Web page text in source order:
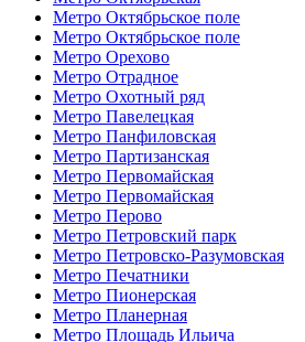
Метро Октябрьское поле
Метро Октябрьское поле
Метро Орехово
Метро Отрадное
Метро Охотный ряд
Метро Павелецкая
Метро Панфиловская
Метро Партизанская
Метро Первомайская
Метро Первомайская
Метро Перово
Метро Петровский парк
Метро Петровско-Разумовская
Метро Печатники
Метро Пионерская
Метро Планерная
Метро Площадь Ильича